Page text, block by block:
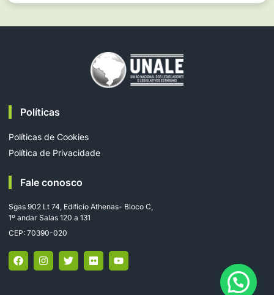
Políticas
Políticas de Cookies
Política de Privacidade
Fale conosco
Sgas 902 Lt 74, Edifício Athenas- Bloco C,
1º andar Salas 120 a 131
CEP: 70390-020